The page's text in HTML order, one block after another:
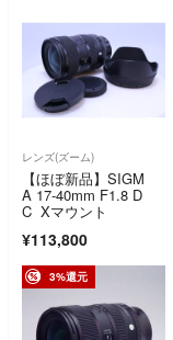
レンズ(ズーム)
【ほぼ新品】SIGM
A 17-40mm F1.8 D
C Xマウント
¥113,800
3%還元